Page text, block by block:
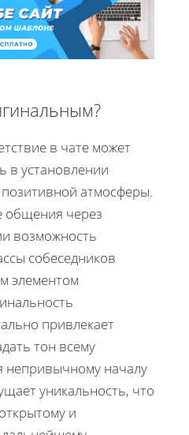
в чате может
в установлении
позитивной атмосферы.
общения через
возможность
собеседников
элементом
привлекает
тон всему
началу
уникальность, что
и